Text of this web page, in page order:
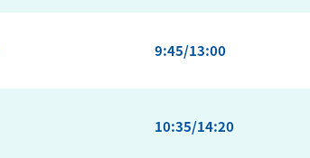
9:45/13:00
10:35/14:20